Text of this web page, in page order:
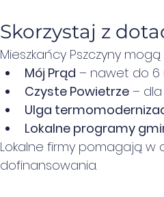
Skorzystaj z
Mieszkańcy Pszczyny
Mój Prąd – nawet do 6
Czyste Powietrze –
Ulga
Lokalne programy
Lokalne firmy pomagają w
dofinansowania.